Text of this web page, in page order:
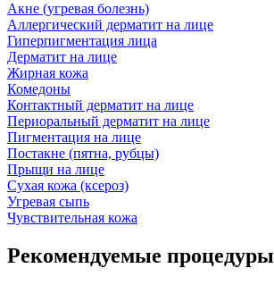
Акне (угревая болезнь)
Аллергический дерматит на лице
Гиперпигментация лица
Дерматит на лице
Жирная кожа
Комедоны
Контактный дерматит на лице
Периоральный дерматит на лице
Пигментация на лице
Постакне (пятна, рубцы)
Прыщи на лице
Сухая кожа (ксероз)
Угревая сыпь
Чувствительная кожа
Рекомендуемые процедуры